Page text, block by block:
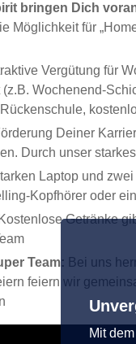
Mit
bringen Dich
Möglichkeit für
Vergütung für
Wochenend-
Deiner
Durch unser
Laptop und
Kopfhörer oder
Kostenlose Getränke
Team: Bei uns
feiern wir